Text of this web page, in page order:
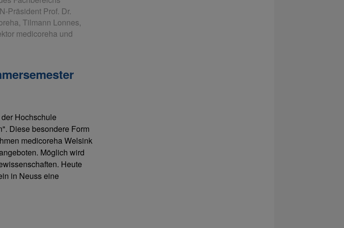
Präsident Prof. Dr.
Tilmann Lonnes,
medicoreha und
Hochschule
Diese besondere Form
medicoreha Welsink
Möglich wird
Heute
in Neuss eine